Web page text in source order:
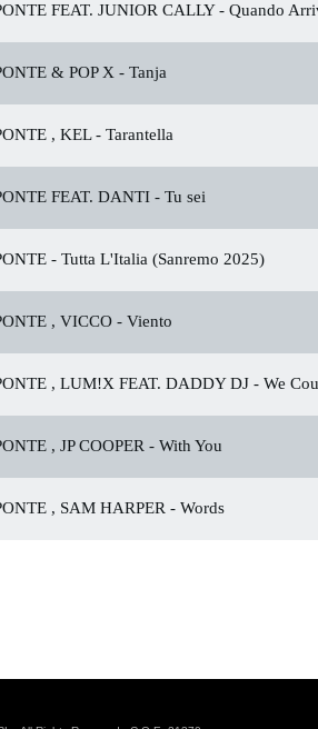
FEAT. JUNIOR CALLY - Quando
& POP X - Tanja
, KEL - Tarantella
FEAT. DANTI - Tu sei
- Tutta L'Italia (Sanremo 2025)
, VICCO - Viento
, LUM!X FEAT. DADDY DJ - We
, JP COOPER - With You
, SAM HARPER - Words